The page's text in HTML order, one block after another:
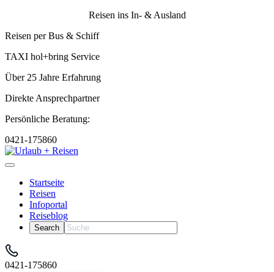
Reisen ins In- & Ausland
Reisen per Bus & Schiff
TAXI hol+bring Service
Über 25 Jahre Erfahrung
Direkte Ansprechpartner
Persönliche Beratung:
0421-175860
Startseite
Reisen
Infoportal
Reiseblog
0421-175860